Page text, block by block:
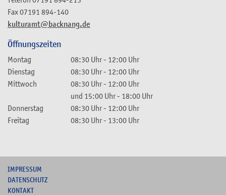
kulturamt@backnang.de
Fax07191 894-140
Öffnungszeiten
Montag 08:30 Uhr- 12:00 Uhr
Dienstag
08:30 Uhr- 12:00 Uhr
Mittwoch
08:30 Uhr- 12:00 Uhr
und 15:00 Uhr- 18:00 Uhr
Donnerstag
08:30 Uhr- 12:00 Uhr
Freitag
08:30 Uhr- 13:00 Uhr
IMPRESSUM
DATENSCHUTZ
KONTAKT